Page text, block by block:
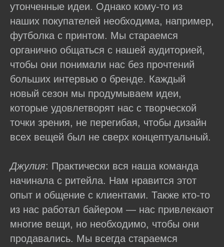
утонченные идеи. Однако кому-то из
наших покупателей необходима, например,
футболка с принтом. Мы стараемся
органично общаться с нашей аудиторией,
чтобы они понимали нас без прочтений
больших интервью о бренде. Каждый
новый сезон мы продумываем идеи,
которые удовлетворят нас с творческой
точки зрения, не перегибая, чтобы дизайн
всех вещей был не сверх концептуальный.
Джулия: Практически вся наша команда
начинала с ритейла. Нам нравится этот
опыт и общение с клиентами. Также кто-то
из нас работал байером — нас привлекают
многие вещи, но необходимо, чтобы они
продавались. Мы всегда стараемся